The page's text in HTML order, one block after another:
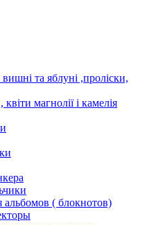
та яблуні ,проліски,
магнолії і камелія
( блокнотов)